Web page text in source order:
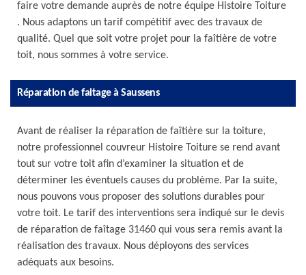
faire votre demande auprès de notre équipe Histoire Toiture
. Nous adaptons un tarif compétitif avec des travaux de
qualité. Quel que soit votre projet pour la faîtière de votre
toit, nous sommes à votre service.
Réparation de faitage à Saussens
Avant de réaliser la réparation de faîtière sur la toiture,
notre professionnel couvreur Histoire Toiture se rend avant
tout sur votre toit afin d’examiner la situation et de
déterminer les éventuels causes du problème. Par la suite,
nous pouvons vous proposer des solutions durables pour
votre toit. Le tarif des interventions sera indiqué sur le devis
de réparation de faîtage 31460 qui vous sera remis avant la
réalisation des travaux. Nous déployons des services
adéquats aux besoins.